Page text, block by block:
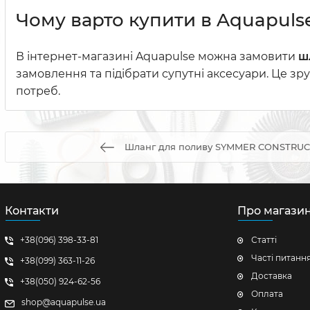
Чому варто купити в
В інтернет-магазині Aquapulse можна замовити
замовлення та підібрати супутні аксесуари. Це
потреб.
Шланг для поливу SYMMER
Контакти
+38(096) 398-33-81
+38(099) 363-11-26
+38(050) 924-62-56
shop@aquapulse.ua
Про
Статті
Часті
Доставка
Оплата